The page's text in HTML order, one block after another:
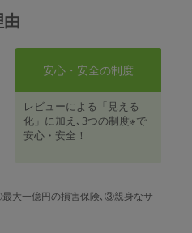
安心・安全の制度
レビューによる「見える
化」に加え､3つの制度※で
安心・安全！
大一億円の損害保険､③親身なサ